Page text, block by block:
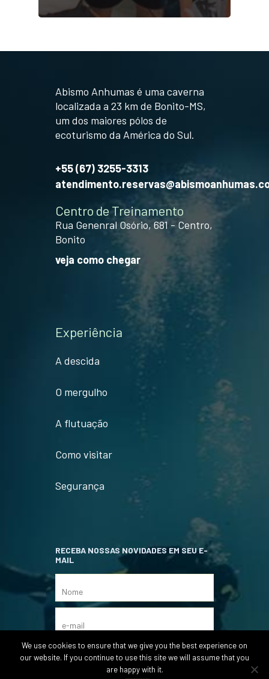
Abismo Anhumas é uma caverna
localizada a 23 km de Bonito-MS,
um dos maiores pólos de
ecoturismo da América do Sul.
+55 (67) 3255-3313
Centro de Treinamento
Rua Genenral Osório, 681 - Centro,
Bonito
veja como chegar
Experiência
A descida
O mergulho
A flutuação
Como visitar
Segurança
RECEBA NOSSAS NOVIDADES EM SEU E-
MAIL
We use cookies to ensure that we give you the best experience on
our website. If you continue to use this site we will assume that you
are happy with it.